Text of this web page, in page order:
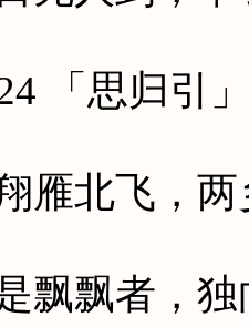
「思归引
北飞，两
飘者，独